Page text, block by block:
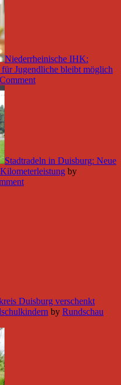
Niederrheinische IHK:
Jugendliche bleibt möglich
Stadtradeln in Duisburg: Neue
by
Duisburg verschenkt
by Rundschau